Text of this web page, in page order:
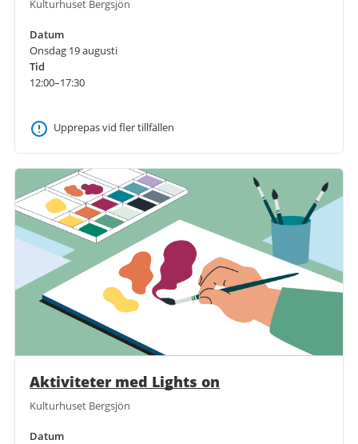
Kulturhuset Bergsjön
Datum
Onsdag 19 augusti
Tid
12:00–17:30
Upprepas vid fler tillfällen
Aktiviteter med Lights on
Kulturhuset Bergsjön
Datum